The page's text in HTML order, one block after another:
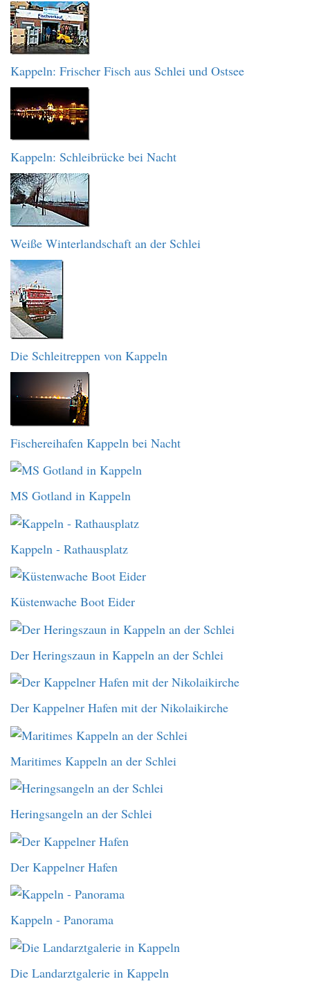
Kappeln: Frischer Fisch aus Schlei und Ostsee
Kappeln: Schleibrücke bei Nacht
Weiße Winterlandschaft an der Schlei
Die Schleitreppen von Kappeln
Fischereihafen Kappeln bei Nacht
MS Gotland in Kappeln
Kappeln - Rathausplatz
Küstenwache Boot Eider
Der Heringszaun in Kappeln an der Schlei
Der Kappelner Hafen mit der Nikolaikirche
Maritimes Kappeln an der Schlei
Heringsangeln an der Schlei
Der Kappelner Hafen
Kappeln - Panorama
Die Landarztgalerie in Kappeln